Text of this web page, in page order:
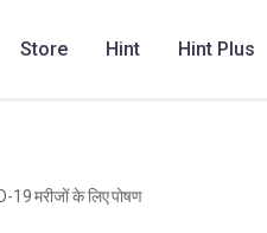
Store Hint Hint Plus
मरीजों के लिए पोषण